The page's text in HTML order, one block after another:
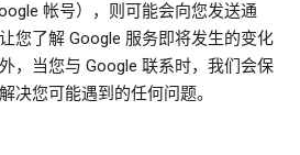
帐号），则可能会向您发送通
您了解 Google 服务即将发生的变化
，当您与 Google 联系时，我们会保
决您可能遇到的任何问题。